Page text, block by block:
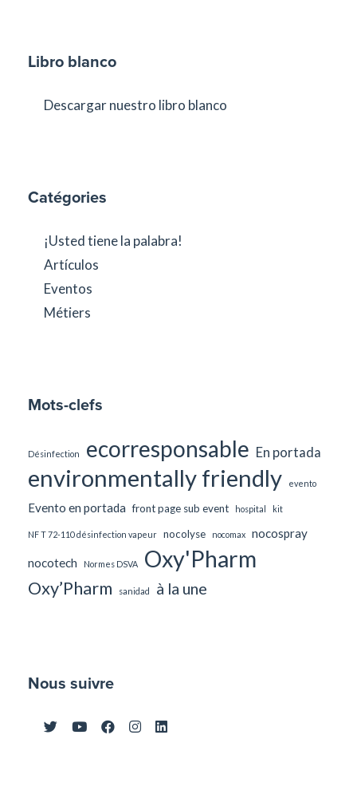
Libro blanco
Descargar nuestro libro blanco
Catégories
¡Usted tiene la palabra!
Artículos
Eventos
Métiers
Mots-clefs
Désinfection ecorresponsable En portada
environmentally friendly evento
Evento en portada front page sub event hospital kit
NF T 72-110 désinfection vapeur nocolyse nocomax nocospray
nocotech Normes DSVA Oxy'Pharm
Oxy’Pharm sanidad à la une
Nous suivre